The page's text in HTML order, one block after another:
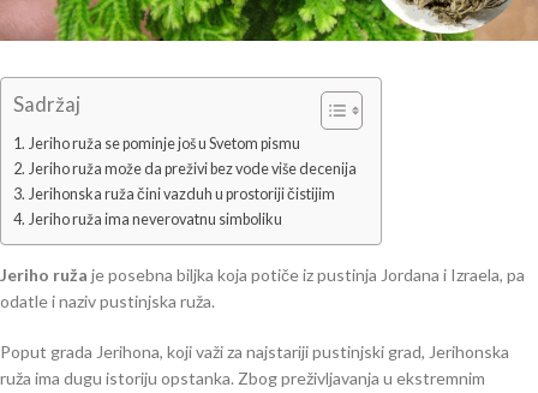
Sadržaj
Jeriho ruža se pominje još u Svetom pismu
Jeriho ruža može da preživi bez vode više decenija
Jerihonska ruža čini vazduh u prostoriji čistijim
Jeriho ruža ima neverovatnu simboliku
Jeriho ruža je posebna biljka koja potiče iz pustinja Jordana i Izraela, pa
odatle i naziv pustinjska ruža.
Poput grada Jerihona, koji važi za najstariji pustinjski grad, Jerihonska
ruža ima dugu istoriju opstanka. Zbog preživljavanja u ekstremnim